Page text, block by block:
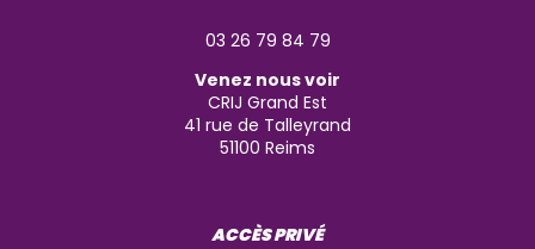
03 26 79 84 79
Venez nous voir
CRIJ Grand Est
41 rue de Talleyrand
51100 Reims
ACCÈS PRIVÉ